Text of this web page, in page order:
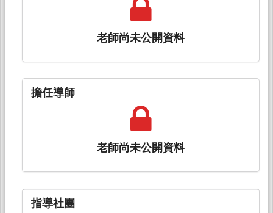
老師尚未公開資料
擔任導師
老師尚未公開資料
指導社團